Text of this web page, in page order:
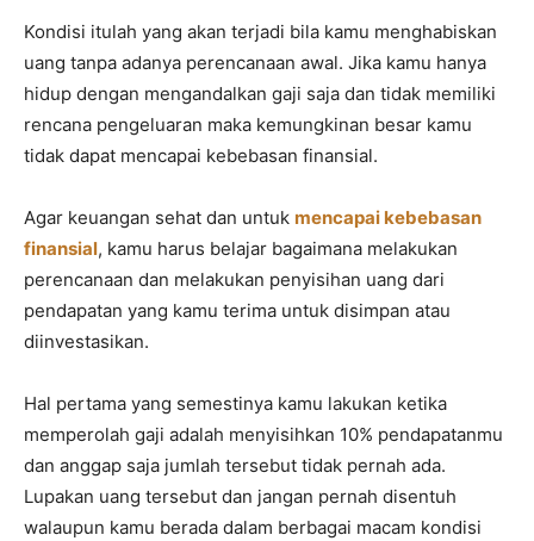
Kondisi itulah yang akan terjadi bila kamu menghabiskan
uang tanpa adanya perencanaan awal. Jika kamu hanya
hidup dengan mengandalkan gaji saja dan tidak memiliki
rencana pengeluaran maka kemungkinan besar kamu
tidak dapat mencapai kebebasan finansial.
Agar keuangan sehat dan untuk mencapai kebebasan
finansial, kamu harus belajar bagaimana melakukan
perencanaan dan melakukan penyisihan uang dari
pendapatan yang kamu terima untuk disimpan atau
diinvestasikan.
Hal pertama yang semestinya kamu lakukan ketika
memperolah gaji adalah menyisihkan 10% pendapatanmu
dan anggap saja jumlah tersebut tidak pernah ada.
Lupakan uang tersebut dan jangan pernah disentuh
walaupun kamu berada dalam berbagai macam kondisi